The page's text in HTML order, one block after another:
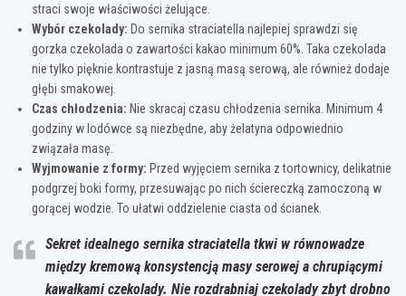
straci swoje właściwości żelujące.
Wybór czekolady: Do sernika straciatella najlepiej sprawdzi się
gorzka czekolada o zawartości kakao minimum 60%. Taka czekolada
nie tylko pięknie kontrastuje z jasną masą serową, ale również dodaje
głębi smakowej.
Czas chłodzenia: Nie skracaj czasu chłodzenia sernika. Minimum 4
godziny w lodówce są niezbędne, aby żelatyna odpowiednio
związała masę.
Wyjmowanie z formy: Przed wyjęciem sernika z tortownicy, delikatnie
podgrzej boki formy, przesuwając po nich ściereczką zamoczoną w
gorącej wodzie. To ułatwi oddzielenie ciasta od ścianek.
Sekret idealnego sernika straciatella tkwi w równowadze
między kremową konsystencją masy serowej a chrupiącymi
kawałkami czekolady. Nie rozdrabniaj czekolady zbyt drobno